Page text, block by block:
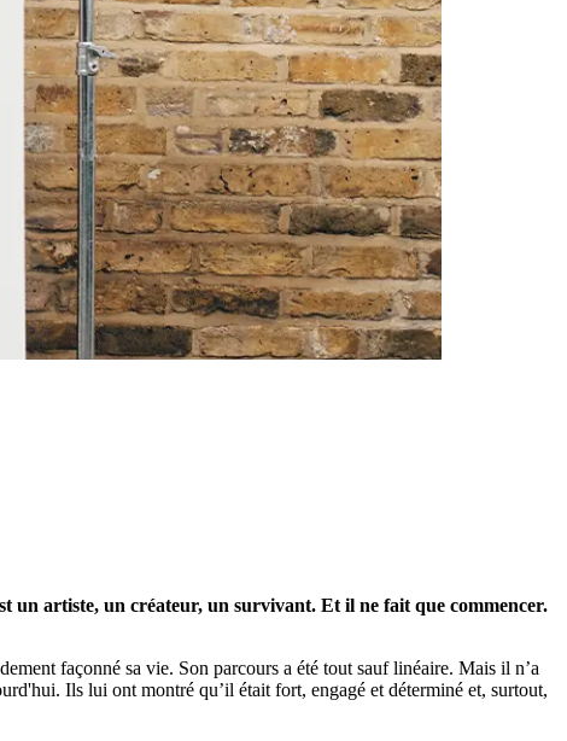
un artiste, un créateur, un survivant. Et il ne fait que commencer.
façonné sa vie. Son parcours a été tout sauf linéaire. Mais il n’a
Ils lui ont montré qu’il était fort, engagé et déterminé et, surtout,